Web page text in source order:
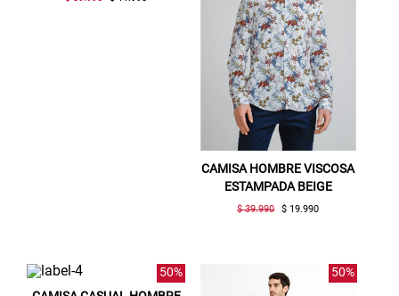
CAMISA HOMBRE VISCOSA
ESTAMPADA BEIGE
$ 39.990 $ 19.990
50% 50%